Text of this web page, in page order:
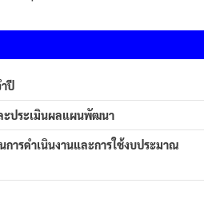
ปี
ะประเมินผลแผนพัฒนา
ารดำเนินงานและการใช้งบประมาณ